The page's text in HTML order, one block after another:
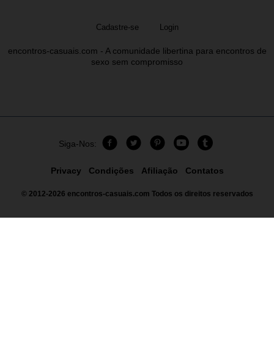
Cadastre-se Login
encontros-casuais.com - A comunidade libertina para encontros de
sexo sem compromisso
Siga-Nos:
Privacy Condições Afiliação Contatos
© 2012-2026 encontros-casuais.com Todos os direitos reservados